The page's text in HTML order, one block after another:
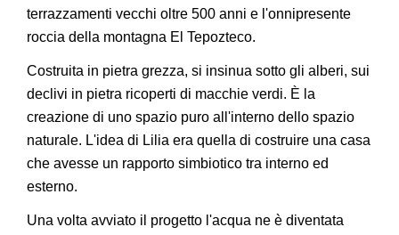
terrazzamenti vecchi oltre 500 anni e l'onnipresente
roccia della montagna El Tepozteco.
Costruita in pietra grezza, si insinua sotto gli alberi, sui
declivi in pietra ricoperti di macchie verdi. È la
creazione di uno spazio puro all'interno dello spazio
naturale. L'idea di Lilia era quella di costruire una casa
che avesse un rapporto simbiotico tra interno ed
esterno.
Una volta avviato il progetto l'acqua ne è diventata